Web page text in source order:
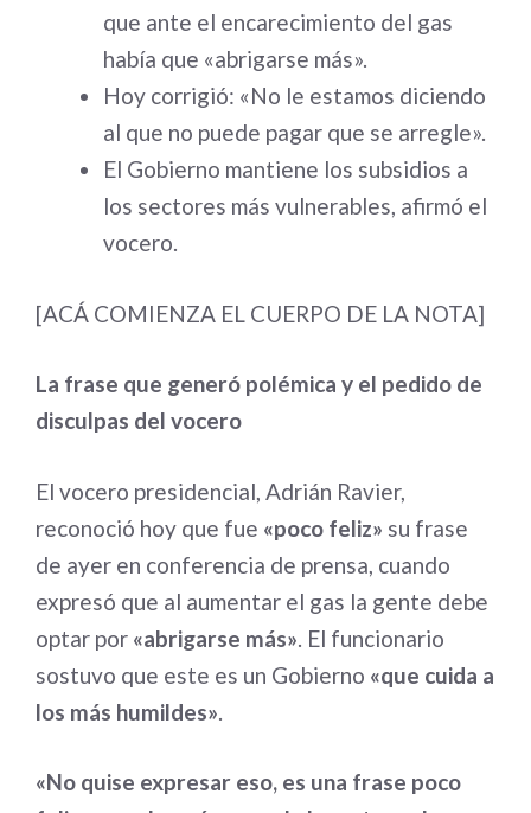
que ante el encarecimiento del gas
había que «abrigarse más».
Hoy corrigió: «No le estamos diciendo
al que no puede pagar que se arregle».
El Gobierno mantiene los subsidios a
los sectores más vulnerables, afirmó el
vocero.
[ACÁ COMIENZA EL CUERPO DE LA NOTA]
La frase que generó polémica y el pedido de
disculpas del vocero
El vocero presidencial, Adrián Ravier,
reconoció hoy que fue «poco feliz» su frase
de ayer en conferencia de prensa, cuando
expresó que al aumentar el gas la gente debe
optar por «abrigarse más» . El funcionario
sostuvo que este es un Gobierno «que cuida a
los más humildes»
«No quise expresar eso, es una frase poco